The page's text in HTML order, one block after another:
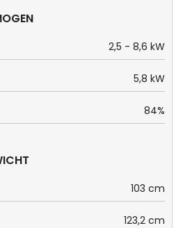
2,5 - 8,6 kW
5,8 kW
84%
103 cm
123,2 cm